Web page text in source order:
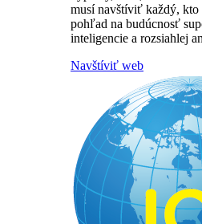
musí navštíviť každý, kto
pohľad na budúcnosť
inteligencie a rozsiahlej
Navštíviť web